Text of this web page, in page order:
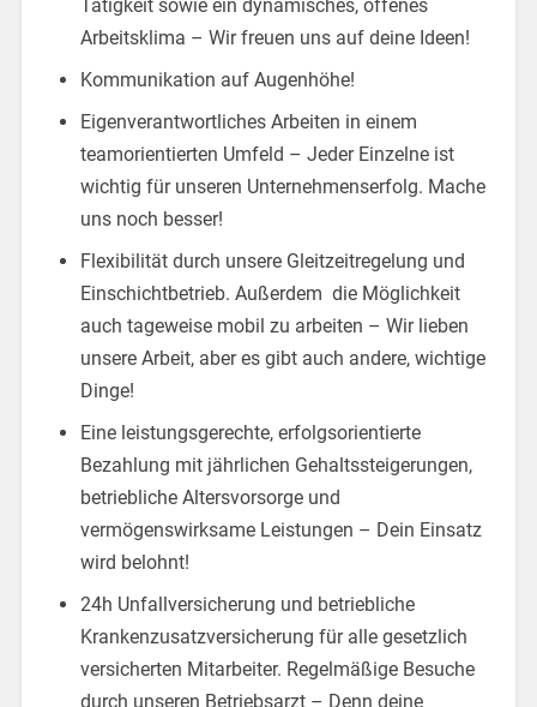
Tätigkeit sowie ein dynamisches, offenes
Arbeitsklima – Wir freuen uns auf deine Ideen!
Kommunikation auf Augenhöhe!
Eigenverantwortliches Arbeiten in einem
teamorientierten Umfeld – Jeder Einzelne ist
wichtig für unseren Unternehmenserfolg. Mache
uns noch besser!
Flexibilität durch unsere Gleitzeitregelung und
Einschichtbetrieb. Außerdem die Möglichkeit
auch tageweise mobil zu arbeiten – Wir lieben
unsere Arbeit, aber es gibt auch andere, wichtige
Dinge!
Eine leistungsgerechte, erfolgsorientierte
Bezahlung mit jährlichen Gehaltssteigerungen,
betriebliche Altersvorsorge und
vermögenswirksame Leistungen – Dein Einsatz
wird belohnt!
24h Unfallversicherung und betriebliche
Krankenzusatzversicherung für alle gesetzlich
versicherten Mitarbeiter. Regelmäßige Besuche
durch unseren Betriebsarzt – Denn deine